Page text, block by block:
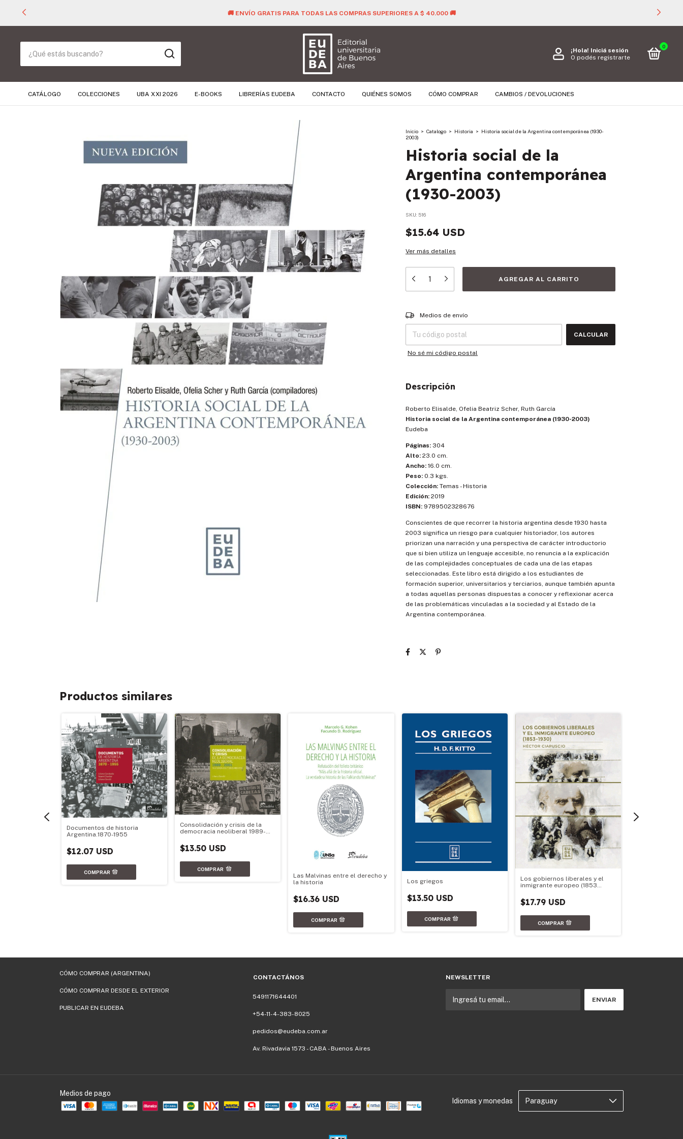
🚚 ENVÍO GRATIS PARA TODAS LAS COMPRAS SUPERIORES A $ 40.000 🚚
¡Hola! Iniciá sesión
O podés registrarte
0
CATÁLOGO COLECCIONES UBA XXI 2026 E-BOOKS LIBRERÍAS EUDEBA CONTACTO QUIÉNES SOMOS CÓMO COMPRAR CAMBIOS / DEVOLUCIONES
Inicio > Catalogo > Historia > Historia social de la Argentina contemporánea (1930-
2003)
Historia social de la
Argentina contemporánea
(1930-2003)
SKU: 516
$15.64 USD
Ver más detalles
Entregas para el CP:
Medios de envío
CALCULAR
No sé mi código postal
Descripción
Roberto Elisalde, Ofelia Beatriz Scher, Ruth García
Historia social de la Argentina contemporánea (1930-2003)
Eudeba
Páginas: 304
Alto: 23.0 cm.
Ancho: 16.0 cm.
Peso: 0.3 kgs.
Colección: Temas - Historia
Edición: 2019
ISBN: 9789502328676
Conscientes de que recorrer la historia argentina desde 1930 hasta
2003 significa un riesgo para cualquier historiador, los autores
priorizan una narración y una perspectiva de carácter introductorio
que si bien utiliza un lenguaje accesible, no renuncia a la explicación
de las complejidades conceptuales de cada una de las etapas
seleccionadas. Este libro está dirigido a los estudiantes de
formación superior, universitarios y terciarios, aunque también apunta
a todas aquellas personas dispuestas a conocer y reflexionar acerca
de las problemáticas vinculadas a la sociedad y al Estado de la
Argentina contemporánea.
Productos similares
Documentos de historia
Argentina.1870-1955
$12.07 USD
Consolidación y crisis de la
democracia neoliberal 1989-
$13.50 USD
Las Malvinas entre el derecho y
la historia
$16.36 USD
Los griegos
$13.50 USD
Los gobiernos liberales y el
inmigrante europeo (1853
$17.79 USD
CÓMO COMPRAR (ARGENTINA)
CÓMO COMPRAR DESDE EL EXTERIOR
PUBLICAR EN EUDEBA
CONTACTÁNOS
5491171644401
+54-11-4-383-8025
pedidos@eudeba.com.ar
Av. Rivadavia 1573 - CABA - Buenos Aires
NEWSLETTER
Medios de pago
Idiomas y monedas